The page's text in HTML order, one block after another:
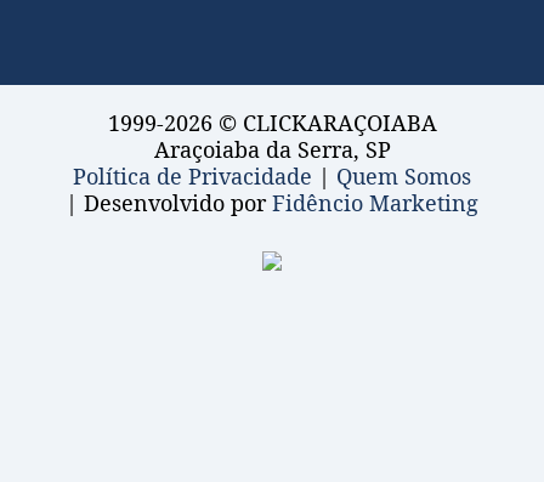
1999-2026 © CLICKARAÇOIABA
Araçoiaba da Serra, SP
Política de Privacidade | Quem Somos
| Desenvolvido porFidêncio Marketing